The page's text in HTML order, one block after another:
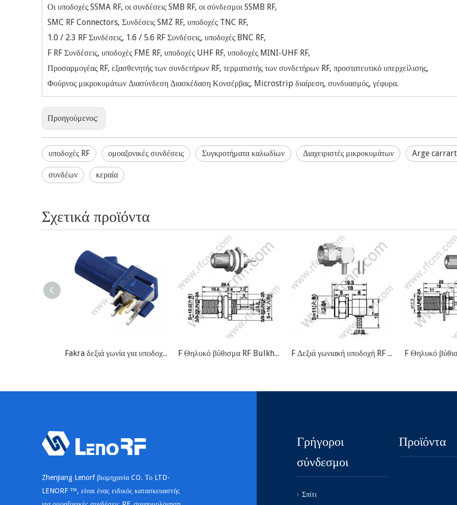
Οι υποδοχές SSMA RF, οι συνδέσεις SMB RF, οι σύνδεσμοι SSMB RF,
SMC RF Connectors, Συνδέσεις SMZ RF, υποδοχές TNC RF,
1.0 / 2.3 RF Συνδέσεις, 1.6 / 5.6 RF Συνδέσεις, υποδοχές BNC RF,
F RF Συνδέσεις, υποδοχές FME RF, υποδοχές UHF RF, υποδοχές MINI-UHF RF,
Προσαρμογέας RF, εξασθενητής των συνδετήρων RF, τερματιστής των συνδετήρων RF, προστατευτικό υπερχείλισης,
Φούρνος μικροκυμάτων Διασύνδεση Διασκέδαση Κονσέρβας, Microstrip διαίρεση, συνδυασμός, γέφυρα.
Προηγούμενος:
υποδοχές RF ομοαξονικές συνδέσεις Συγκροτήματα καλωδίων Διαχειριστές μικροκυμάτων Arge
συνδέων κεραία
Σχετικά προϊόντα
Fakra δεξιά γωνία για υποδοχή PCB RF F Θηλυκό βύθισμα RF Bulkhead RF F Δεξιά γωνιακή υποδοχή RF για RG179
Zhenjiang Lenorf βιομηχανία CO. Το LTD-
LENORF ™, είναι ένας ειδικός κατασκευαστής
Γρήγοροι
σύνδεσμοι
Σπίτι
Προϊόντα